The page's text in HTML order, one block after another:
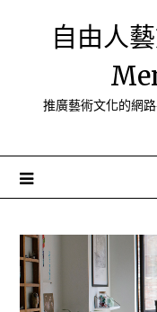
自由人
推廣藝術文化的網